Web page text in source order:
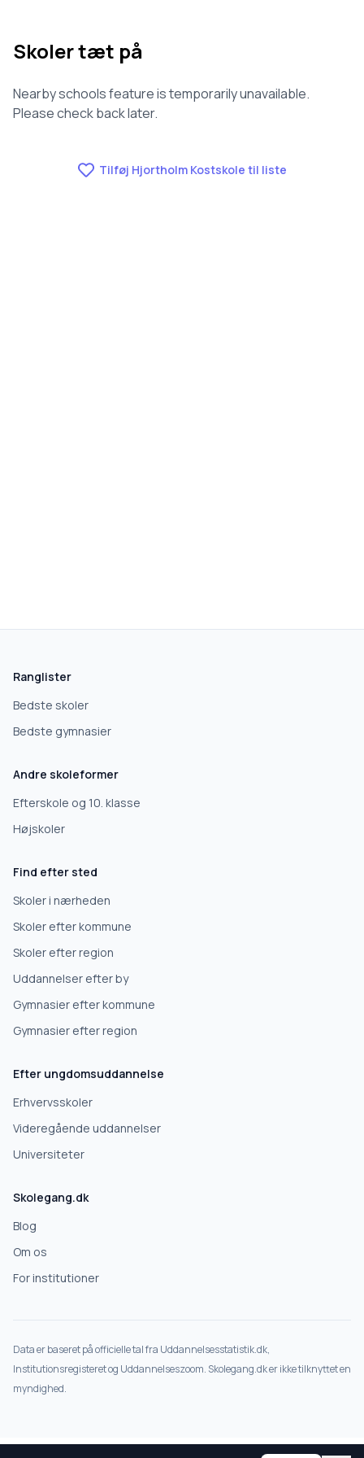
Skoler tæt på
Nearby schools feature is temporarily unavailable.
Please check back later.
Tilføj Hjortholm Kostskole til liste
Ranglister
Bedste skoler
Bedste gymnasier
Andre skoleformer
Efterskole og 10. klasse
Højskoler
Find efter sted
Skoler i nærheden
Skoler efter kommune
Skoler efter region
Uddannelser efter by
Gymnasier efter kommune
Gymnasier efter region
Efter ungdomsuddannelse
Erhvervsskoler
Videregående uddannelser
Universiteter
Skolegang.dk
Blog
Om os
For institutioner
Data er baseret på officielle tal fra Uddannelsesstatistik.dk,
Institutionsregisteret og Uddannelseszoom. Skolegang.dk er ikke tilknyttet en
myndighed.